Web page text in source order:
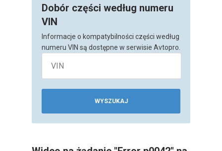
Dobór części według numeru
VIN
Informacje o kompatybilności części według
numeru VIN są dostępne w serwisie Avtopro.
WYSZUKAJ